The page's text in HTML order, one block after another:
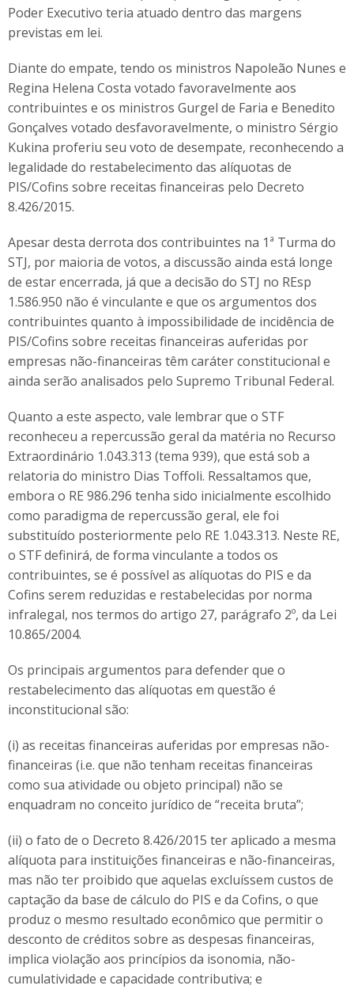
Poder Executivo teria atuado dentro das margens
previstas em lei.
Diante do empate, tendo os ministros Napoleão Nunes e
Regina Helena Costa votado favoravelmente aos
contribuintes e os ministros Gurgel de Faria e Benedito
Gonçalves votado desfavoravelmente, o ministro Sérgio
Kukina proferiu seu voto de desempate, reconhecendo a
legalidade do restabelecimento das alíquotas de
PIS/Cofins sobre receitas financeiras pelo Decreto
8.426/2015.
Apesar desta derrota dos contribuintes na 1ª Turma do
STJ, por maioria de votos, a discussão ainda está longe
de estar encerrada, já que a decisão do STJ no REsp
1.586.950 não é vinculante e que os argumentos dos
contribuintes quanto à impossibilidade de incidência de
PIS/Cofins sobre receitas financeiras auferidas por
empresas não-financeiras têm caráter constitucional e
ainda serão analisados pelo Supremo Tribunal Federal.
Quanto a este aspecto, vale lembrar que o STF
reconheceu a repercussão geral da matéria no Recurso
Extraordinário 1.043.313 (tema 939), que está sob a
relatoria do ministro Dias Toffoli. Ressaltamos que,
embora o RE 986.296 tenha sido inicialmente escolhido
como paradigma de repercussão geral, ele foi
substituído posteriormente pelo RE 1.043.313. Neste RE,
o STF definirá, de forma vinculante a todos os
contribuintes, se é possível as alíquotas do PIS e da
Cofins serem reduzidas e restabelecidas por norma
infralegal, nos termos do artigo 27, parágrafo 2º, da Lei
10.865/2004.
Os principais argumentos para defender que o
restabelecimento das alíquotas em questão é
inconstitucional são:
(i) as receitas financeiras auferidas por empresas não-
financeiras (i.e. que não tenham receitas financeiras
como sua atividade ou objeto principal) não se
enquadram no conceito jurídico de “receita bruta”;
(ii) o fato de o Decreto 8.426/2015 ter aplicado a mesma
alíquota para instituições financeiras e não-financeiras,
mas não ter proibido que aquelas excluíssem custos de
captação da base de cálculo do PIS e da Cofins, o que
produz o mesmo resultado econômico que permitir o
desconto de créditos sobre as despesas financeiras,
implica violação aos princípios da isonomia, não-
cumulatividade e capacidade contributiva; e